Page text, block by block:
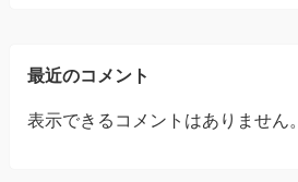
最近のコメント
表示できるコメントはありません。